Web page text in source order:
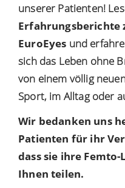
unserer Patienten!
Erfahrungsberichte
EuroEyes und
sich das Leben ohne
von einem völlig
Sport, im Alltag oder
Wir bedanken uns
Patienten für ihr
dass sie ihre
Ihnen teilen.